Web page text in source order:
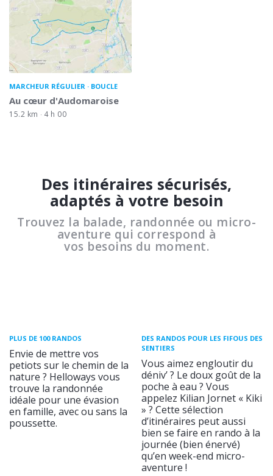
MARCHEUR RÉGULIER BOUCLE
Au cœur d'Audomaroise
15.2 km 4 h 00
Des itinéraires sécurisés,
adaptés à votre besoin
Trouvez la balade, randonnée ou micro-
aventure qui correspond à
vos besoins du moment.
PLUS DE 100 RANDOS
Envie de mettre vos
petiots sur le chemin de la
nature ? Helloways vous
trouve la randonnée
idéale pour une évasion
en famille, avec ou sans la
poussette.
DES RANDOS POUR LES FIFOUS DES
SENTIERS
Vous aimez engloutir du
déniv’ ? Le doux goût de la
poche à eau ? Vous
appelez Kilian Jornet « Kiki
» ? Cette sélection
d’itinéraires peut aussi
bien se faire en rando à la
journée (bien énervé)
qu’en week-end micro-
aventure !